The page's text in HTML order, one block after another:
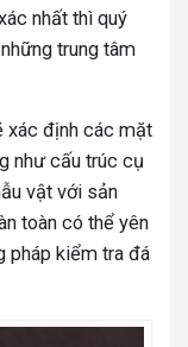
nhất thì quý
trung tâm
xác định các mặt
như cấu trúc cụ
vật với sản
toàn có thể yên
pháp kiểm tra đá